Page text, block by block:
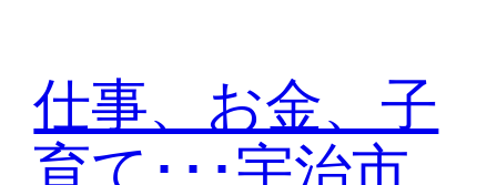
仕事、お金、子